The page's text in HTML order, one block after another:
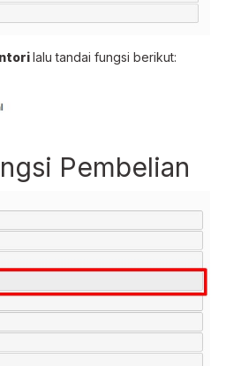
lalu tandai fungsi berikut:
Pembelian